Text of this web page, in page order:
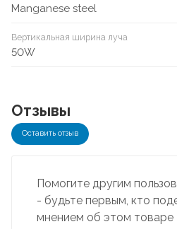
Manganese steel
Вертикальная ширина луча
50W
Отзывы
Оставить отзыв
Помогите другим
- будьте первым, кто
мнением об этом товаре